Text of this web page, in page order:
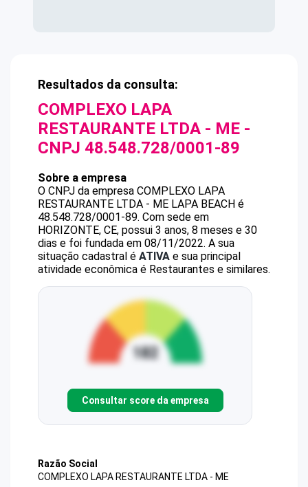
Resultados da consulta:
COMPLEXO LAPA
RESTAURANTE LTDA - ME -
CNPJ 48.548.728/0001-89
Sobre a empresa
O CNPJ da empresa COMPLEXO LAPA
RESTAURANTE LTDA - ME LAPA BEACH é
48.548.728/0001-89. Com sede em
HORIZONTE, CE, possui 3 anos, 8 meses e 30
dias e foi fundada em 08/11/2022. A sua
situação cadastral é ATIVA e sua principal
atividade econômica é Restaurantes e similares.
Consultar score da empresa
Razão Social
COMPLEXO LAPA RESTAURANTE LTDA - ME